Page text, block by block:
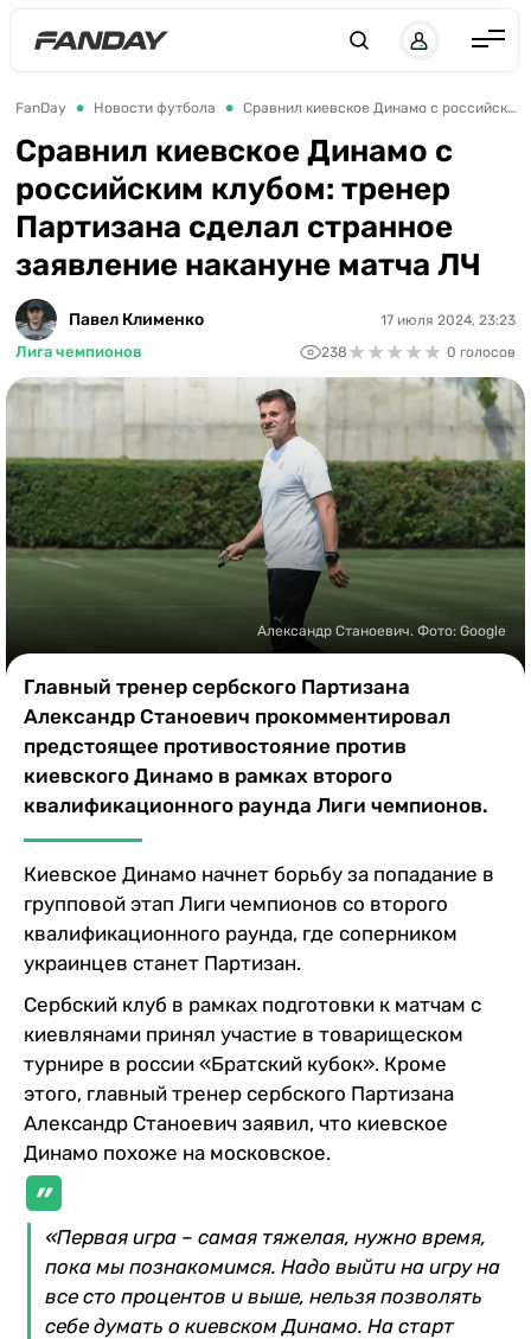
Англия
Испания
Германия
Италия
Франция
Украина
ЛЧ
Букмекеры
Казино
FanDay Новости футбола Сравнил киевское Динамо с российским клубом: тренер Партизана сделал странное заявление накануне матча ЛЧ
Сравнил киевское Динамо с
российским клубом: тренер
Партизана сделал странное
заявление накануне матча ЛЧ
Павел Клименко
Лига чемпионов
17 июля 2024, 23:23
238 ★★★★★
★★★★★ 0 голосов
Александр Станоевич. Фото: Google
Главный тренер сербского Партизана
Александр Станоевич прокомментировал
предстоящее противостояние против
киевского Динамо в рамках второго
квалификационного раунда Лиги чемпионов.
Киевское Динамо начнет борьбу за попадание в
групповой этап Лиги чемпионов со второго
квалификационного раунда, где соперником
украинцев станет Партизан.
Сербский клуб в рамках подготовки к матчам с
киевлянами принял участие в товарищеском
турнире в россии «Братский кубок». Кроме
этого, главный тренер сербского Партизана
Александр Станоевич заявил, что киевское
Динамо похоже на московское.
«Первая игра – самая тяжелая, нужно время,
пока мы познакомимся. Надо выйти на игру на
все сто процентов и выше, нельзя позволять
себе думать о киевском Динамо. На старт